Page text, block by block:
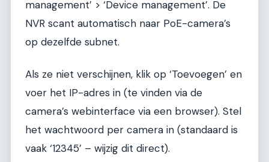
management’ > ‘Device management’. De
NVR scant automatisch naar PoE-camera’s
op dezelfde subnet.
Als ze niet verschijnen, klik op ‘Toevoegen’ en
voer het IP-adres in (te vinden via de
camera’s webinterface via een browser). Stel
het wachtwoord per camera in (standaard is
vaak ‘12345’ – wijzig dit direct).